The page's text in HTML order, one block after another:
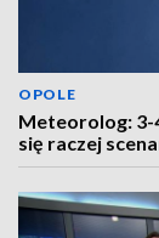
OPOLE
Meteorolog: 3-
się raczej